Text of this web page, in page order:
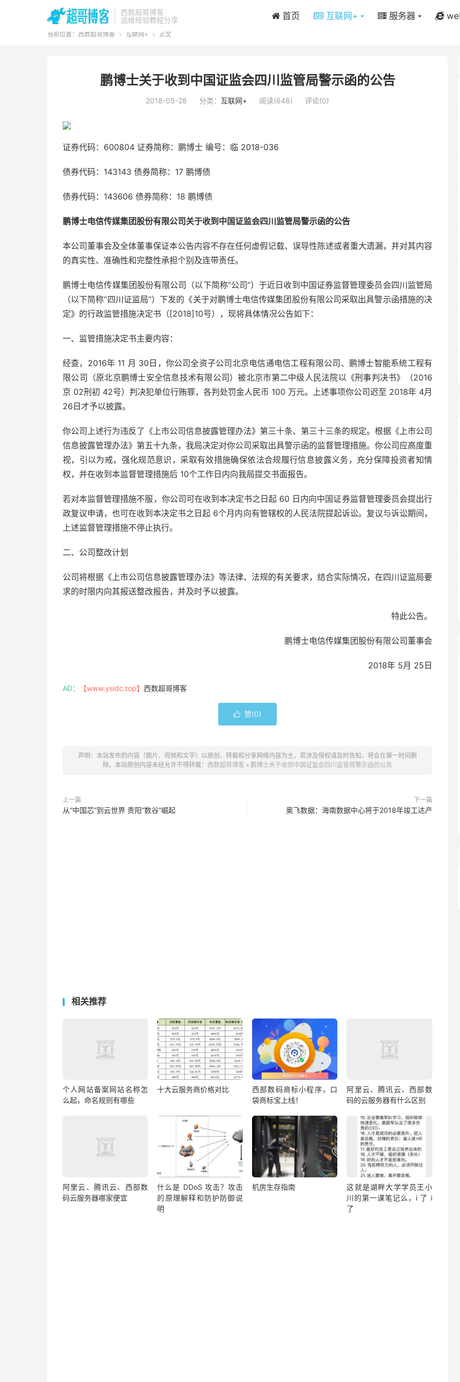
西数超哥博客
运维经验教程分享
首页 互联网+ 服务器
当前位置： 西数超哥博客  互联网+  正文
鹏博士关于收到中国证监会四川监管局警示函的公告
2018-05-28 分类： 互联网+ 阅读(648) 评论(0)
证券代码：600804 证券简称：鹏博士 编号：临 2018-036
债券代码：143143 债券简称：17 鹏博债
债券代码：143606 债券简称：18 鹏博债
鹏博士电信传媒集团股份有限公司关于收到中国证监会四川监管局警示函的公告
本公司董事会及全体董事保证本公告内容不存在任何虚假记载、误导性陈述或者重大遗漏，并对其内容
的真实性、准确性和完整性承担个别及连带责任。
鹏博士电信传媒集团股份有限公司（以下简称“公司”）于近日收到中国证券监督管理委员会四川监管局
（以下简称“四川证监局”）下发的《关于对鹏博士电信传媒集团股份有限公司采取出具警示函措施的决
定》的行政监管措施决定书（[2018]10号），现将具体情况公告如下：
一、监管措施决定书主要内容：
经查，2016年 11 月 30日，你公司全资子公司北京电信通电信工程有限公司、鹏博士智能系统工程有
限公司（原北京鹏博士安全信息技术有限公司）被北京市第二中级人民法院以《刑事判决书》（2016
京 02刑初 42号）判决犯单位行贿罪，各判处罚金人民币 100 万元。上述事项你公司迟至 2018年 4月
26日才予以披露。
你公司上述行为违反了《上市公司信息披露管理办法》第三十条、第三十三条的规定。根据《上市公司
信息披露管理办法》第五十九条，我局决定对你公司采取出具警示函的监督管理措施。你公司应高度重
视，引以为戒，强化规范意识，采取有效措施确保依法合规履行信息披露义务，充分保障投资者知情
权，并在收到本监督管理措施后 10个工作日内向我局提交书面报告。
若对本监督管理措施不服，你公司可在收到本决定书之日起 60 日内向中国证券监督管理委员会提出行
政复议申请，也可在收到本决定书之日起 6个月内向有管辖权的人民法院提起诉讼。复议与诉讼期间，
上述监督管理措施不停止执行。
二、公司整改计划
公司将根据《上市公司信息披露管理办法》等法律、法规的有关要求，结合实际情况，在四川证监局要
求的时限内向其报送整改报告，并及时予以披露。
特此公告。
鹏博士电信传媒集团股份有限公司董事会
2018年 5月 25日
AD： 【www.ysidc.top】 西数超哥博客
 赞(0)
声明：本站发布的内容（图片、视频和文字）以原创、转载和分享网络内容为主，若涉及侵权请及时告知，将会在第一时间删
除。本站原创内容未经允许不得转载： 西数超哥博客 » 鹏博士关于收到中国证监会四川监管局警示函的公告
上一篇
从“中国芯”到云世界 贵阳“数谷”崛起
下一篇
奥飞数据：海南数据中心将于2018年竣工达产
相关推荐
个人网站备案网站名称怎
么起，命名规则有哪些
十大云服务商价格对比
西部数码商标小程序，口
袋商标宝上线！
阿里云、腾讯云、西部数
码的云服务器有什么区别
阿里云、腾讯云、西部数
码云服务器哪家便宜
什么是 DDoS 攻击？攻击
的原理解释和防护防御说
明
机房生存指南
这就是湖畔大学学员王小
川的第一课笔记么，i 了 i
了